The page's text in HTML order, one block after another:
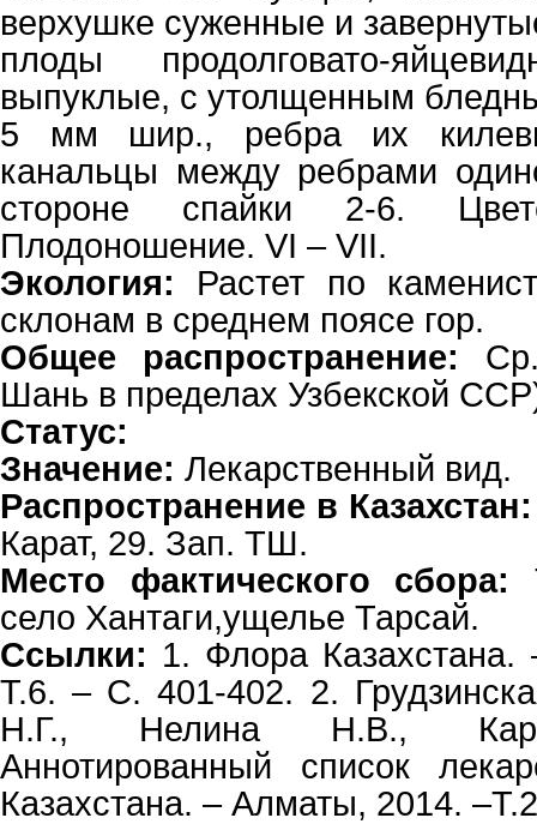
верхушке суженные и
плоды продолговато-
выпуклые, с утолщенным
5 мм шир., ребра их
канальцы между ребрами
стороне спайки 2-6.
Плодоношение. VI – VII.
Экология: Растет по
склонам в среднем поясе гор.
Общее распространение:
Шань в пределах Узбекской
Статус:
Значение: Лекарственный вид.
Распространение в Казахстан:
Карат, 29. Зап. ТШ.
Место фактического сбора:
село Хантаги,ущелье Тарсай.
Ссылки: 1. Флора
Т.6. – С. 401-402. 2.
Н.Г., Нелина Н.В.,
Аннотированный список
Казахстана. – Алматы, 2014.